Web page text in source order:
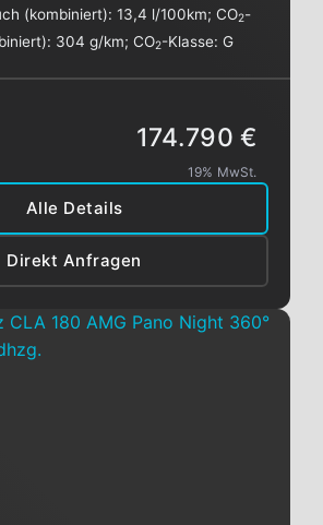
(kombiniert):13,4 l/100km;CO2-
304 g/km;CO2-Klasse:G
Alle Details
Direkt Anfragen
174.790 €
19% MwSt.